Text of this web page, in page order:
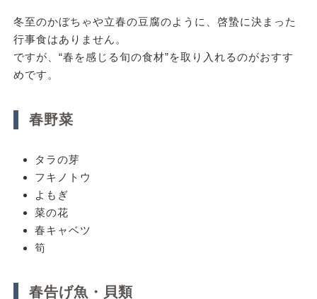
冬至のかぼちゃや立春の豆腐のように、啓蟄に決まった
行事食はありません。
ですが、“春を感じる旬の食材”を取り入れるのがおすす
めです。
春野菜
タラの芽
フキノトウ
よもぎ
菜の花
春キャベツ
筍
春告げ魚・貝類